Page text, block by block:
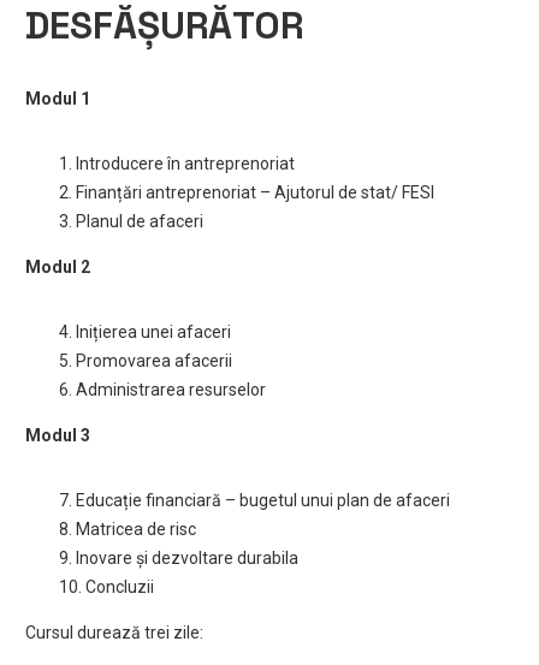
DESFĂȘURĂTOR
Modul 1
1. Introducere în antreprenoriat
2. Finanțări antreprenoriat – Ajutorul de stat/ FESI
3. Planul de afaceri
Modul 2
4. Inițierea unei afaceri
5. Promovarea afacerii
6. Administrarea resurselor
Modul 3
7. Educație financiară – bugetul unui plan de afaceri
8. Matricea de risc
9. Inovare și dezvoltare durabila
10. Concluzii
Cursul durează trei zile: